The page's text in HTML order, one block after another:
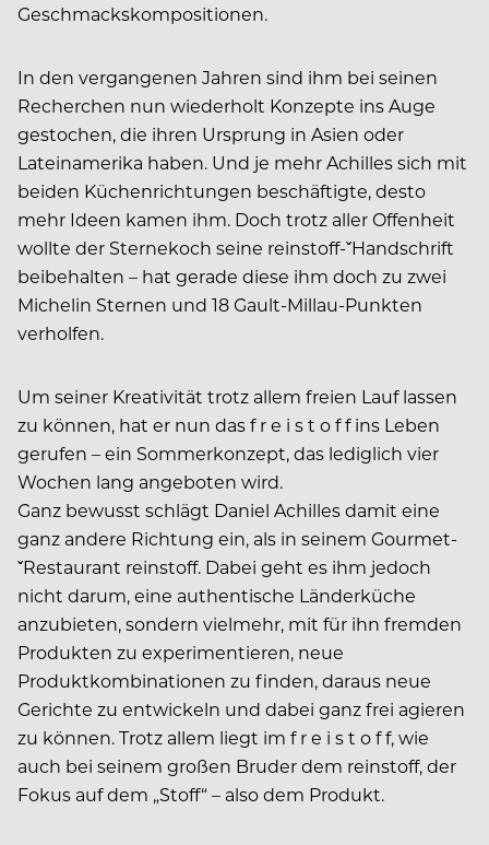
Geschmackskompositionen.
In den vergangenen Jahren sind ihm bei seinen
Recherchen nun wiederholt Konzepte ins Auge
gestochen, die ihren Ursprung in Asien oder
Lateinamerika haben. Und je mehr Achilles sich mit
beiden Küchenrichtungen beschäftigte, desto
mehr Ideen kamen ihm. Doch trotz aller Offenheit
wollte der Sternekoch seine reinstoff-ˇHandschrift
beibehalten – hat gerade diese ihm doch zu zwei
Michelin Sternen und 18 Gault-Millau-Punkten
verholfen.
Um seiner Kreativität trotz allem freien Lauf lassen
zu können, hat er nun das f r e i s t o f f ins Leben
gerufen – ein Sommerkonzept, das lediglich vier
Wochen lang angeboten wird.
Ganz bewusst schlägt Daniel Achilles damit eine
ganz andere Richtung ein, als in seinem Gourmet-
ˇRestaurant reinstoff. Dabei geht es ihm jedoch
nicht darum, eine authentische Länderküche
anzubieten, sondern vielmehr, mit für ihn fremden
Produkten zu experimentieren, neue
Produktkombinationen zu finden, daraus neue
Gerichte zu entwickeln und dabei ganz frei agieren
zu können. Trotz allem liegt im f r e i s t o f f, wie
auch bei seinem großen Bruder dem reinstoff, der
Fokus auf dem „Stoff“ – also dem Produkt.